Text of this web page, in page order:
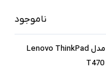
ناموجود
لپ تاپ استوک 14 اینچی لنوو مدل Lenovo ThinkPad
T470